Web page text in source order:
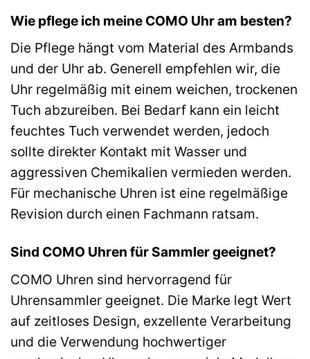
Wie pflege ich meine COMO Uhr am besten?
Die Pflege hängt vom Material des Armbands
und der Uhr ab. Generell empfehlen wir, die
Uhr regelmäßig mit einem weichen, trockenen
Tuch abzureiben. Bei Bedarf kann ein leicht
feuchtes Tuch verwendet werden, jedoch
sollte direkter Kontakt mit Wasser und
aggressiven Chemikalien vermieden werden.
Für mechanische Uhren ist eine regelmäßige
Revision durch einen Fachmann ratsam.
Sind COMO Uhren für Sammler geeignet?
COMO Uhren sind hervorragend für
Uhrensammler geeignet. Die Marke legt Wert
auf zeitloses Design, exzellente Verarbeitung
und die Verwendung hochwertiger